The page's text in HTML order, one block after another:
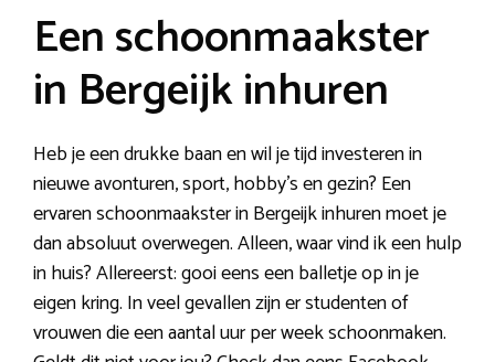
Een schoonmaakster
in Bergeijk inhuren
Heb je een drukke baan en wil je tijd investeren in
nieuwe avonturen, sport, hobby’s en gezin? Een
ervaren schoonmaakster in Bergeijk inhuren moet je
dan absoluut overwegen. Alleen, waar vind ik een hulp
in huis? Allereerst: gooi eens een balletje op in je
eigen kring. In veel gevallen zijn er studenten of
vrouwen die een aantal uur per week schoonmaken.